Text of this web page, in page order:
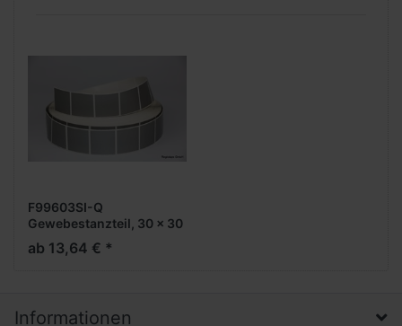
F99603SI-Q
Gewebestanzteil, 30 x 30
mm, quadrat, silber, 1-
bahnig, 2.000 Stück pro
ab 13,64 € *
Informationen